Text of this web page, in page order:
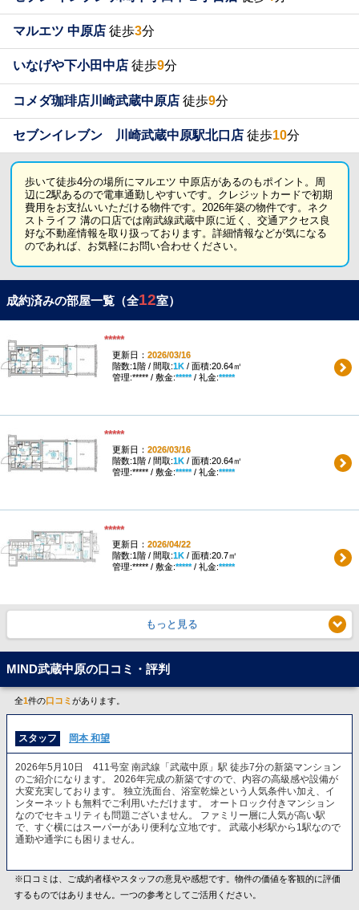
マルエツ 中原店 徒歩3分
いなげや下小田中店 徒歩9分
コメダ珈琲店川崎武蔵中原店 徒歩9分
セブンイレブン 川崎武蔵中原駅北口店 徒歩10分
歩いて徒歩4分の場所にマルエツ 中原店があるのもポイント。周
辺に2駅あるので電車通勤しやすいです。クレジットカードで初期
費用をお支払いいただける物件です。2026年築の物件です。ネク
ストライフ 溝の口店では南武線武蔵中原に近く、交通アクセス良
好な不動産情報を取り扱っております。詳細情報などが気になる
のであれば、お気軽にお問い合わせください。
成約済みの部屋一覧（全12室）
*****
更新日： 2026/03/16
階数:1階 / 間取:1K/ 面積:20.64㎡
管理:***** / 敷金:*****/ 礼金:*****
*****
更新日： 2026/03/16
階数:1階 / 間取:1K/ 面積:20.64㎡
管理:***** / 敷金:*****/ 礼金:*****
*****
更新日： 2026/04/22
階数:1階 / 間取:1K/ 面積:20.7㎡
管理:***** / 敷金:*****/ 礼金:*****
もっと見る
MIND武蔵中原の口コミ・評判
全1件の口コミ があります。
スタッフ 岡本 和望
2026年5月10日 411号室 南武線「武蔵中原」駅 徒歩7分の新築マンション
のご紹介になります。 2026年完成の新築ですので、内容の高級感や設備が
大変充実しております。 独立洗面台、浴室乾燥という人気条件い加え、イ
ンターネットも無料でご利用いただけます。 オートロック付きマンション
なのでセキュリティも問題ございません。 ファミリー層に人気が高い駅
で、すぐ横にはスーパーがあり便利な立地です。 武蔵小杉駅から1駅なので
通勤や通学にも困りません。
※口コミは、ご成約者様やスタッフの意見や感想です。物件の価値を客観的に評価
するものではありません。一つの参考としてご活用ください。